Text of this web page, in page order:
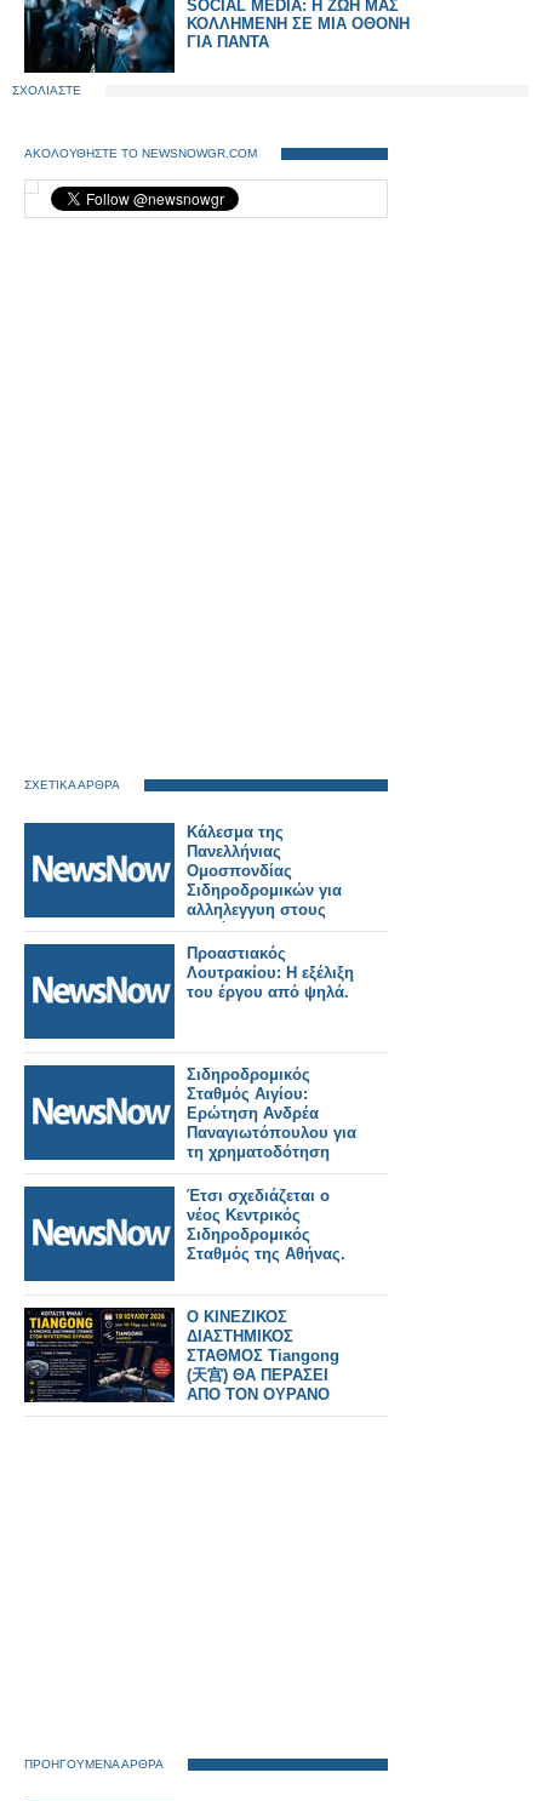
SOCIAL MEDIA: Η ΖΩΗ ΜΑΣ
ΚΟΛΛΗΜΕΝΗ ΣΕ ΜΙΑ ΟΘΟΝΗ
ΓΙΑ ΠΑΝΤΑ
ΣΧΟΛΙΑΣΤΕ
ΑΚΟΛΟΥΘΗΣΤΕ ΤΟ NEWSNOWGR.COM
ΣΧΕΤΙΚΑ ΑΡΘΡΑ
Κάλεσμα της
Πανελλήνιας
Ομοσπονδίας
Σιδηροδρομικών για
αλληλεγγυη στους
πυρόπληκτους της
Δυτικής Αττικής.
Προαστιακός
Λουτρακίου: Η εξέλιξη
του έργου από ψηλά.
Σιδηροδρομικός
Σταθμός Αιγίου:
Ερώτηση Ανδρέα
Παναγιωτόπουλου για
τη χρηματοδότηση
των
απαλλοτριώσεων.
Έτσι σχεδιάζεται ο
νέος Κεντρικός
Σιδηροδρομικός
Σταθμός της Αθήνας.
Ο ΚΙΝΕΖΙΚΟΣ
ΔΙΑΣΤΗΜΙΚΟΣ
ΣΤΑΘΜΟΣ Tiangong
(天宫) ΘΑ ΠΕΡΑΣΕΙ
ΑΠΟ ΤΟΝ ΟΥΡΑΝΟ
ΠΡΟΗΓΟΥΜΕΝΑ ΑΡΘΡΑ